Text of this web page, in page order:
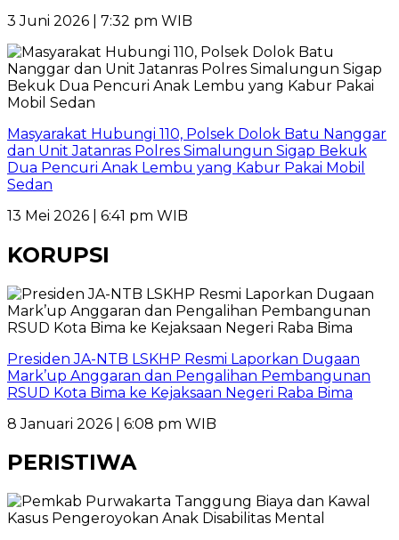
3 Juni 2026 | 7:32 pm WIB
Masyarakat Hubungi 110, Polsek Dolok Batu Nanggar
dan Unit Jatanras Polres Simalungun Sigap Bekuk
Dua Pencuri Anak Lembu yang Kabur Pakai Mobil
Sedan
13 Mei 2026 | 6:41 pm WIB
KORUPSI
Presiden JA-NTB LSKHP Resmi Laporkan Dugaan
Mark’up Anggaran dan Pengalihan Pembangunan
RSUD Kota Bima ke Kejaksaan Negeri Raba Bima
8 Januari 2026 | 6:08 pm WIB
PERISTIWA